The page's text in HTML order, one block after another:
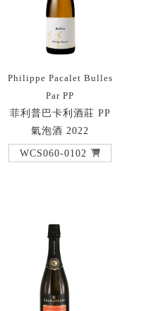
Philippe Pacalet Bulles
Par PP
菲利普巴卡利酒莊 PP
氣泡酒 2022
WCS060-0102